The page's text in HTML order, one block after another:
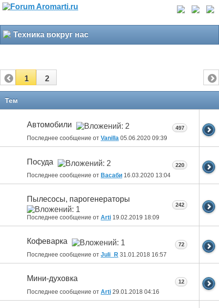
Техника вокруг нас
1 2
Тем
Автомобили
Последнее сообщение от Vanilla 05.06.2020 09:39
497
Посуда
Последнее сообщение от Васаби 16.03.2020 13:04
220
Пылесосы, парогенераторы
Последнее сообщение от Arti 19.02.2019 18:09
242
Кофеварка
Последнее сообщение от Juli_R 31.01.2018 16:57
72
Мини-духовка
Последнее сообщение от Arti 29.01.2018 04:16
12